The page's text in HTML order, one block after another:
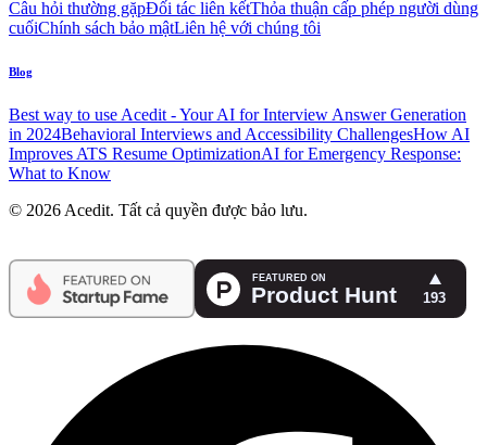
Câu hỏi thường gặpĐối tác liên kếtThỏa thuận cấp phép người dùng
cuốiChính sách bảo mậtLiên hệ với chúng tôi
Blog
Best way to use Acedit - Your AI for Interview Answer Generation
in 2024Behavioral Interviews and Accessibility ChallengesHow AI
Improves ATS Resume OptimizationAI for Emergency Response:
What to Know
© 2026 Acedit. Tất cả quyền được bảo lưu.